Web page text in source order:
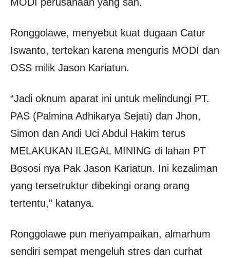
Ronggolawe, menyebut kuat dugaan Catur
Iswanto, tertekan karena menguris MODI dan
OSS milik Jason Kariatun.
“Jadi oknum aparat ini untuk melindungi PT.
PAS (Palmina Adhikarya Sejati) dan Jhon,
Simon dan Andi Uci Abdul Hakim terus
MELAKUKAN ILEGAL MINING di lahan PT
Bososi nya Pak Jason Kariatun. Ini kezaliman
yang tersetruktur dibekingi orang orang
tertentu,” katanya.
Ronggolawe pun menyampaikan, almarhum
sendiri sempat mengeluh stres dan curhat